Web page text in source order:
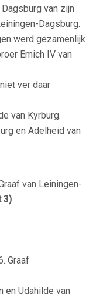
van zijn
Dagsburg.
werd gezamenlijk
Emich IV van
ver daar
van Kyrburg.
en Adelheid van
van Leiningen-
3)
Graaf
en Udahilde van